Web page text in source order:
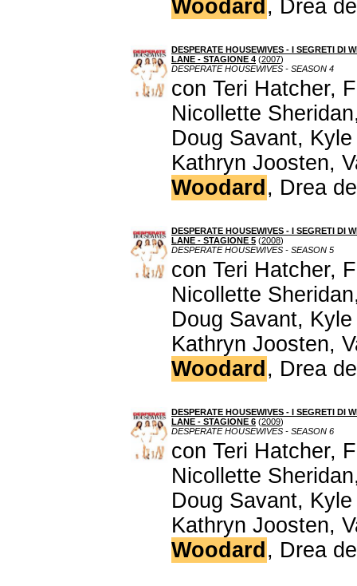
Woodard , Drea
DESPERATE HOUSEWIVES - I SEGRETI DI
LANE - STAGIONE 4 (2007)
DESPERATE HOUSEWIVES - SEASON 4
con Teri Hatcher,
Nicollette
Doug Savant,
Kathryn Joosten,
Woodard , Drea
DESPERATE HOUSEWIVES - I SEGRETI DI
LANE - STAGIONE 5 (2008)
DESPERATE HOUSEWIVES - SEASON 5
con Teri Hatcher,
Nicollette
Doug Savant,
Kathryn Joosten,
Woodard , Drea
DESPERATE HOUSEWIVES - I SEGRETI DI
LANE - STAGIONE 6 (2009)
DESPERATE HOUSEWIVES - SEASON 6
con Teri Hatcher,
Nicollette
Doug Savant,
Kathryn Joosten,
Woodard , Drea